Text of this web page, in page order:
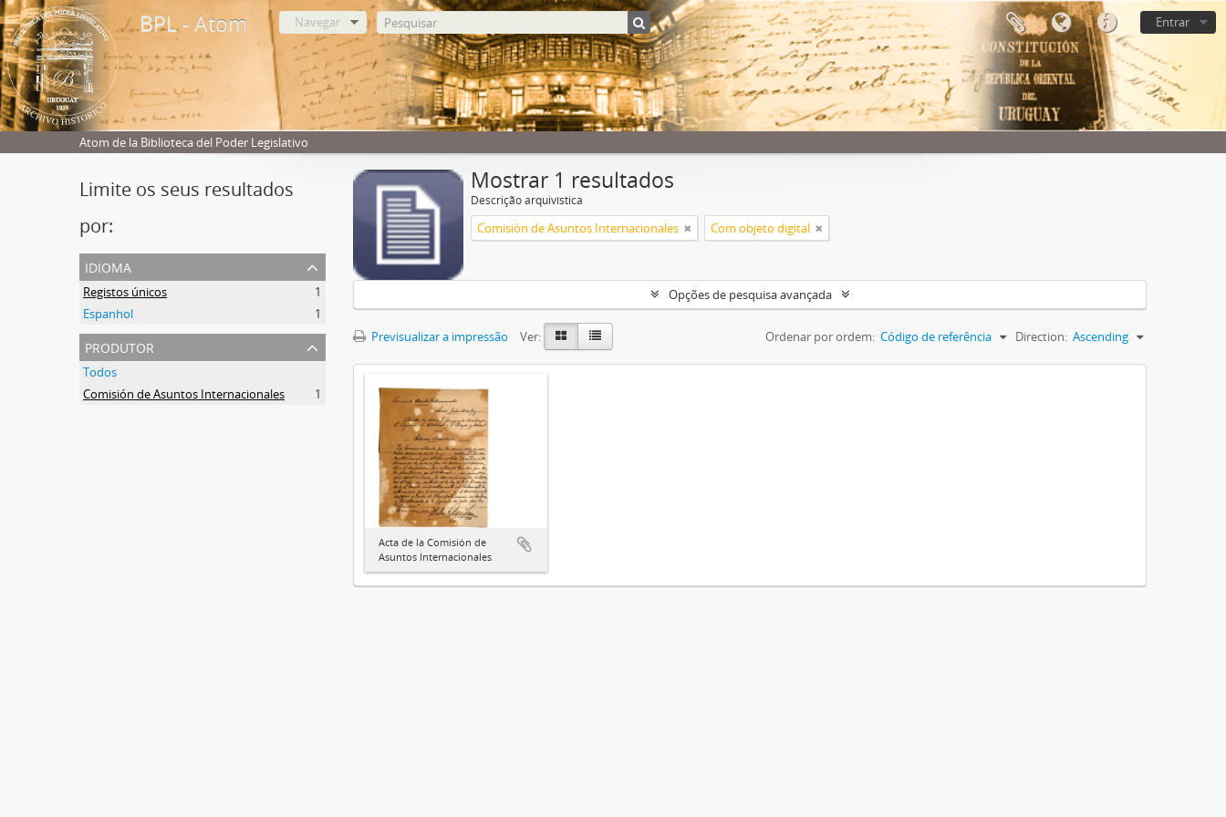
BPL - Atom Entrar
Navegar
Atom de la Biblioteca del Poder Legislativo
Limite os seus resultados
por:
idioma
Registos únicos
1
Espanhol
1
produtor
Todos
Comisión de Asuntos Internacionales
1
Mostrar 1 resultados
Descrição arquivística
Comisión de Asuntos Internacionales Com objeto digital
Opções de pesquisa avançada
Previsualizar a impressão Ver: Ordenar por ordem: Código de referência Direction: Ascending
Acta de la Comisión de
Asuntos Internacionales